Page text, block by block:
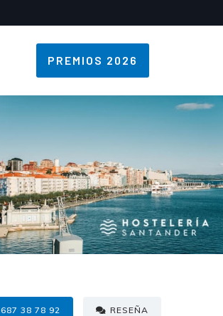
PREMIOS 2026
687 38 78 92 RESEÑA